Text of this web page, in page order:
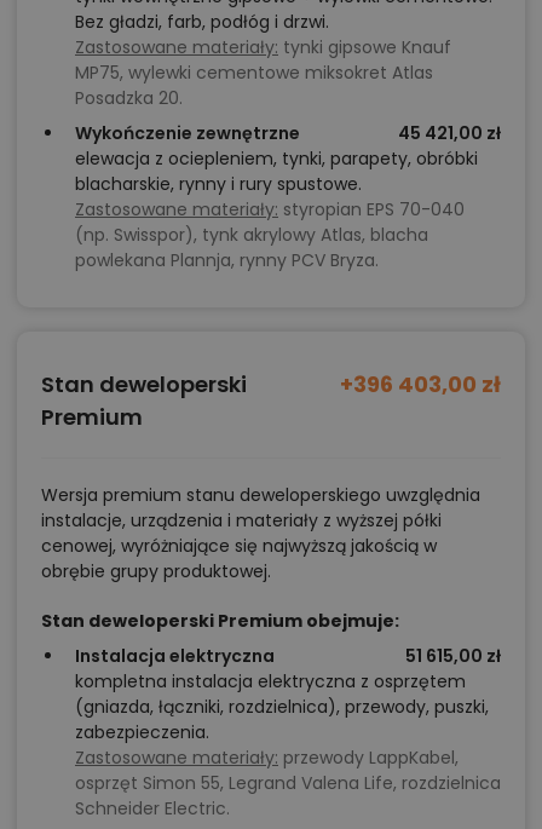
Bez gładzi, farb, podłóg i drzwi.
Zastosowane materiały: tynki gipsowe Knauf
MP75, wylewki cementowe miksokret Atlas
Posadzka 20.
Wykończenie zewnętrzne
45 421,00 zł
elewacja z ociepleniem, tynki, parapety, obróbki
blacharskie, rynny i rury spustowe.
Zastosowane materiały: styropian EPS 70-040
(np. Swisspor), tynk akrylowy Atlas, blacha
powlekana Plannja, rynny PCV Bryza.
Stan deweloperski
Premium
+396 403,00 zł
Wersja premium stanu deweloperskiego uwzględnia
instalacje, urządzenia i materiały z wyższej półki
cenowej, wyróżniające się najwyższą jakością w
obrębie grupy produktowej.
Stan deweloperski Premium obejmuje:
Instalacja elektryczna
51 615,00 zł
kompletna instalacja elektryczna z osprzętem
(gniazda, łączniki, rozdzielnica), przewody, puszki,
zabezpieczenia.
Zastosowane materiały: przewody LappKabel,
osprzęt Simon 55, Legrand Valena Life, rozdzielnica
Schneider Electric.